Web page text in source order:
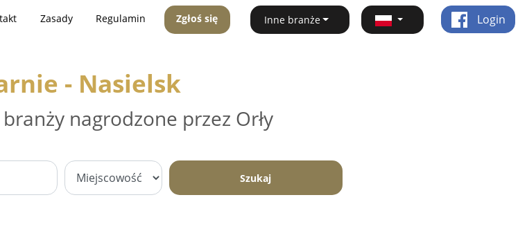
Zasady Regulamin Zgłoś się Inne branże Login
- Nasielsk
nagrodzone przez Orły
Szukaj